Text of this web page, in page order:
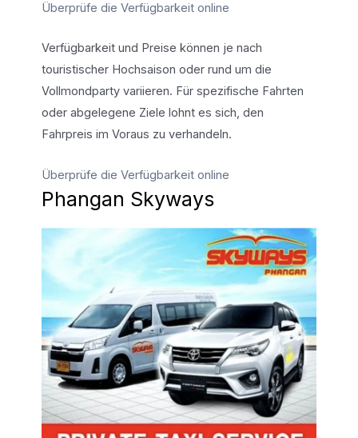
Überprüfe die Verfügbarkeit online
Verfügbarkeit und Preise können je nach
touristischer Hochsaison oder rund um die
Vollmondparty variieren. Für spezifische Fahrten
oder abgelegene Ziele lohnt es sich, den
Fahrpreis im Voraus zu verhandeln.
Überprüfe die Verfügbarkeit online
Phangan Skyways